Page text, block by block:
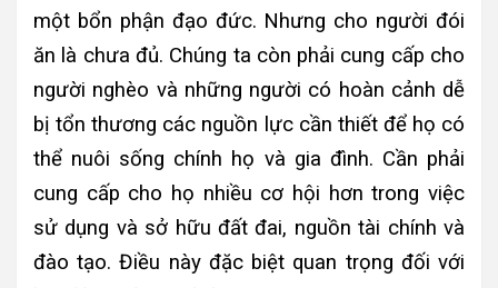
một bổn phận đạo đức. Nhưng cho người đói
ăn là chưa đủ. Chúng ta còn phải cung cấp cho
người nghèo và những người có hoàn cảnh dễ
bị tổn thương các nguồn lực cần thiết để họ có
thể nuôi sống chính họ và gia đình. Cần phải
cung cấp cho họ nhiều cơ hội hơn trong việc
sử dụng và sở hữu đất đai, nguồn tài chính và
đào tạo. Điều này đặc biệt quan trọng đối với